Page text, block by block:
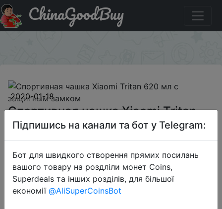
Купити на розпродажі Спортивная чашка Xiaomi Tritan
620 мл с защитным замком
ChinaGoodBuy
2020-01-18
Спортивная чашка Xiaomi Tritan
620 мл с защитным замком
$7.5
Підпишись на канали та бот у Telegram:
Бот для швидкого створення прямих посилань
вашого товару на роздліли монет Coins,
Superdeals та інших розділів, для більшої
економії @AliSuperCoinsBot